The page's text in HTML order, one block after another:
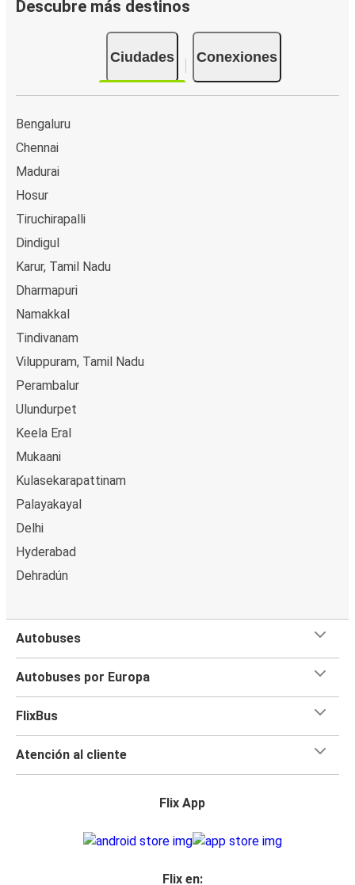
Descubre más destinos
Ciudades Conexiones
Bengaluru
Chennai
Madurai
Hosur
Tiruchirapalli
Dindigul
Karur, Tamil Nadu
Dharmapuri
Namakkal
Tindivanam
Viluppuram, Tamil Nadu
Perambalur
Ulundurpet
Keela Eral
Mukaani
Kulasekarapattinam
Palayakayal
Delhi
Hyderabad
Dehradún
Autobuses
Autobuses por Europa
FlixBus
Atención al cliente
Flix App
Flix en: